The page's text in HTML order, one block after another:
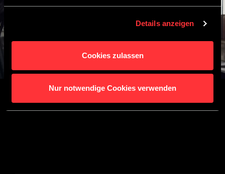
Details anzeigen
Cookies zulassen
Nur notwendige Cookies verwenden